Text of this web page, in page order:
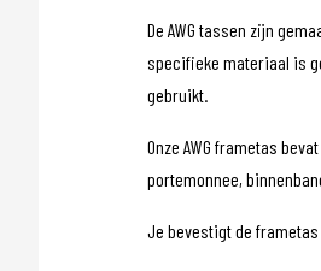
De AWG tassen zijn
specifieke materiaal is
gebruikt.
Onze AWG frametas
portemonnee,
Je bevestigt de